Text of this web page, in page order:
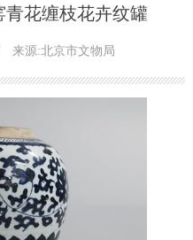
花缠枝花卉纹罐
来源:北京市文物局